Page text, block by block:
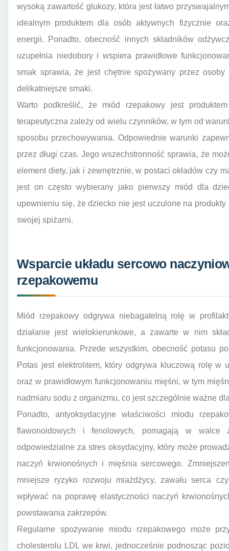
wysoką zawartość glukozy, która jest łatwo
idealnym produktem dla osób aktywnych fizycznie
energii. Ponadto, obecność innych składników
uzupełnia niedobory i wspiera prawidłowe
smak sprawia, że jest chętnie spożywany przez
delikatniejsze smaki.
Warto podkreślić, że miód rzepakowy jest
terapeutyczna zależy od wielu czynników, w tym od
sposobu przechowywania. Odpowiednie warunki
przez długi czas. Jego wszechstronność sprawia, że
element diety, jak i zewnętrznie, w postaci okładów czy
jest on często wybierany jako pierwszy miód dla
upewnieniu się, że dziecko nie jest uczulone na
swojej spiżarni.
Wsparcie układu sercowo
rzepakowemu
Miód rzepakowy odgrywa niebagatelną rolę w
działanie jest wielokierunkowe, a zawarte w nim
funkcjonowania. Przede wszystkim, obecność potasu
Potas jest elektrolitem, który odgrywa kluczową rolę w
oraz w prawidłowym funkcjonowaniu mięśni, w tym
nadmiaru sodu z organizmu, co jest szczególnie ważne
Ponadto, antyoksydacyjne właściwości miodu
flawonoidowych i fenolowych, pomagają w
odpowiedzialne za stres oksydacyjny, który może
naczyń krwionośnych i mięśnia sercowego.
mniejsze ryzyko rozwoju miażdżycy, zawału serca
wpływać na poprawę elastyczności naczyń
powstawania zakrzepów.
Regularne spożywanie miodu rzepakowego może
cholesterolu LDL we krwi, jednocześnie podnosząc